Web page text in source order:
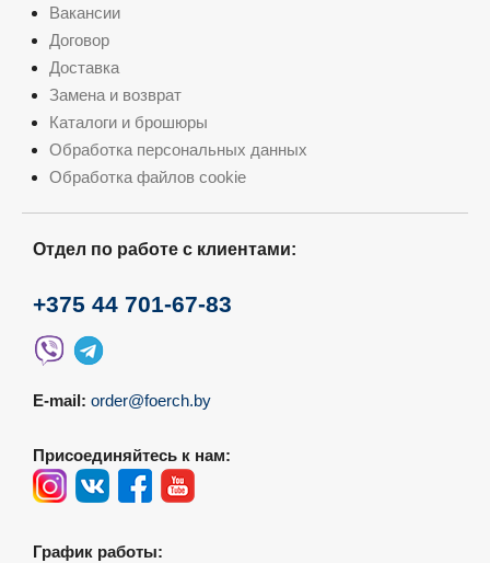
Вакансии
Договор
Доставка
Замена и возврат
Каталоги и брошюры
Обработка персональных данных
Обработка файлов cookie
Отдел по работе с клиентами:
+375 44 701-67-83
E-mail: order@foerch.by
Присоединяйтесь к нам:
График работы: